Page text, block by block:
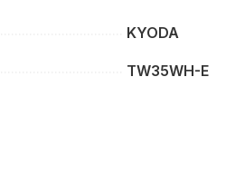
KYODA
TW35WH-E